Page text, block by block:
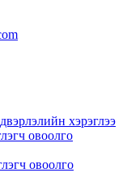
хэрэглээ
овоолго
овоолго